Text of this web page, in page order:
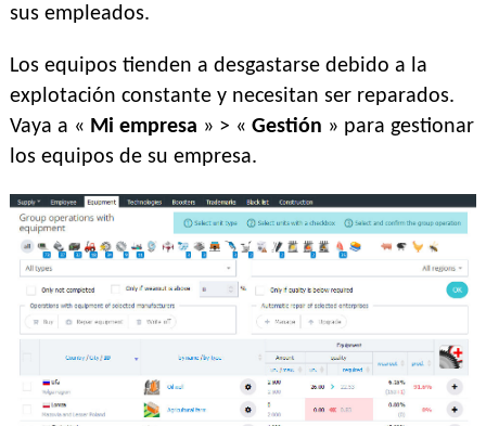
sus empleados.
Los equipos tienden a desgastarse debido a la
explotación constante y necesitan ser reparados.
Vaya a « Mi empresa » > « Gestión » para gestionar
los equipos de su empresa.